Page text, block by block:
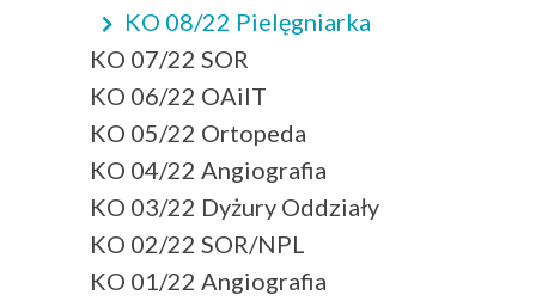
KO 08/22 Pielęgniarka
KO 07/22 SOR
KO 06/22 OAiIT
KO 05/22 Ortopeda
KO 04/22 Angiografia
KO 03/22 Dyżury Oddziały
KO 02/22 SOR/NPL
KO 01/22 Angiografia